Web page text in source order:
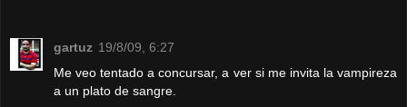
gartuz 19/8/09, 6:27
Me veo tentado a concursar, a ver si me invita la vampireza
a un plato de sangre.